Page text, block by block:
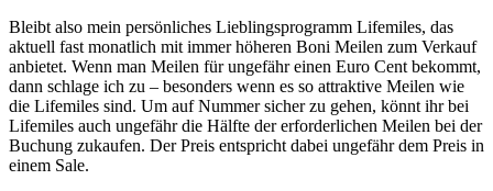
Bleibt also mein persönliches Lieblingsprogramm Lifemiles, das
aktuell fast monatlich mit immer höheren Boni Meilen zum Verkauf
anbietet. Wenn man Meilen für ungefähr einen Euro Cent bekommt,
dann schlage ich zu – besonders wenn es so attraktive Meilen wie
die Lifemiles sind. Um auf Nummer sicher zu gehen, könnt ihr bei
Lifemiles auch ungefähr die Hälfte der erforderlichen Meilen bei der
Buchung zukaufen. Der Preis entspricht dabei ungefähr dem Preis in
einem Sale.